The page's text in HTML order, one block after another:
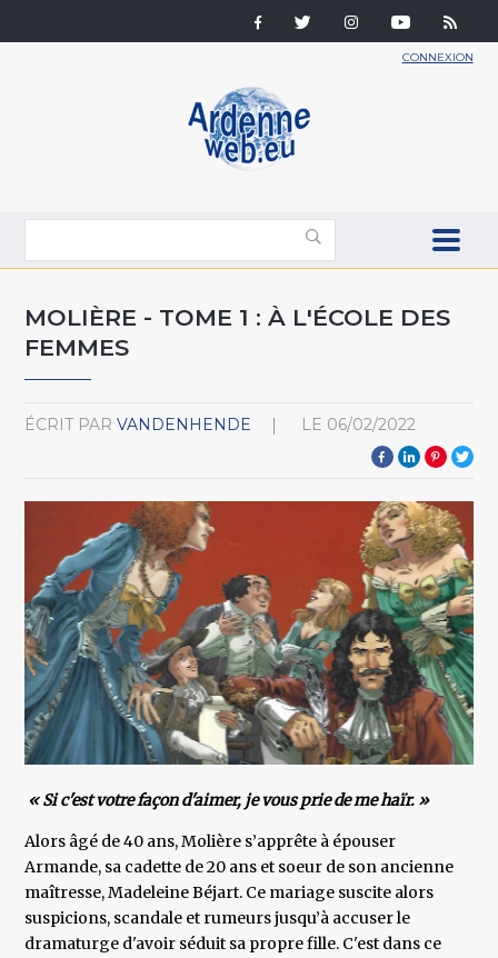
CONNEXION
MOLIÈRE - TOME 1 : À L'ÉCOLE DES
FEMMES
ÉCRIT PAR VANDENHENDE LE 06/02/2022
« Si c'est votre façon d'aimer, je vous prie de me haïr. »
Alors âgé de 40 ans, Molière s’apprête à épouser
Armande, sa cadette de 20 ans et soeur de son ancienne
maîtresse, Madeleine Béjart. Ce mariage suscite alors
suspicions, scandale et rumeurs jusqu’à accuser le
dramaturge d'avoir séduit sa propre fille. C'est dans ce